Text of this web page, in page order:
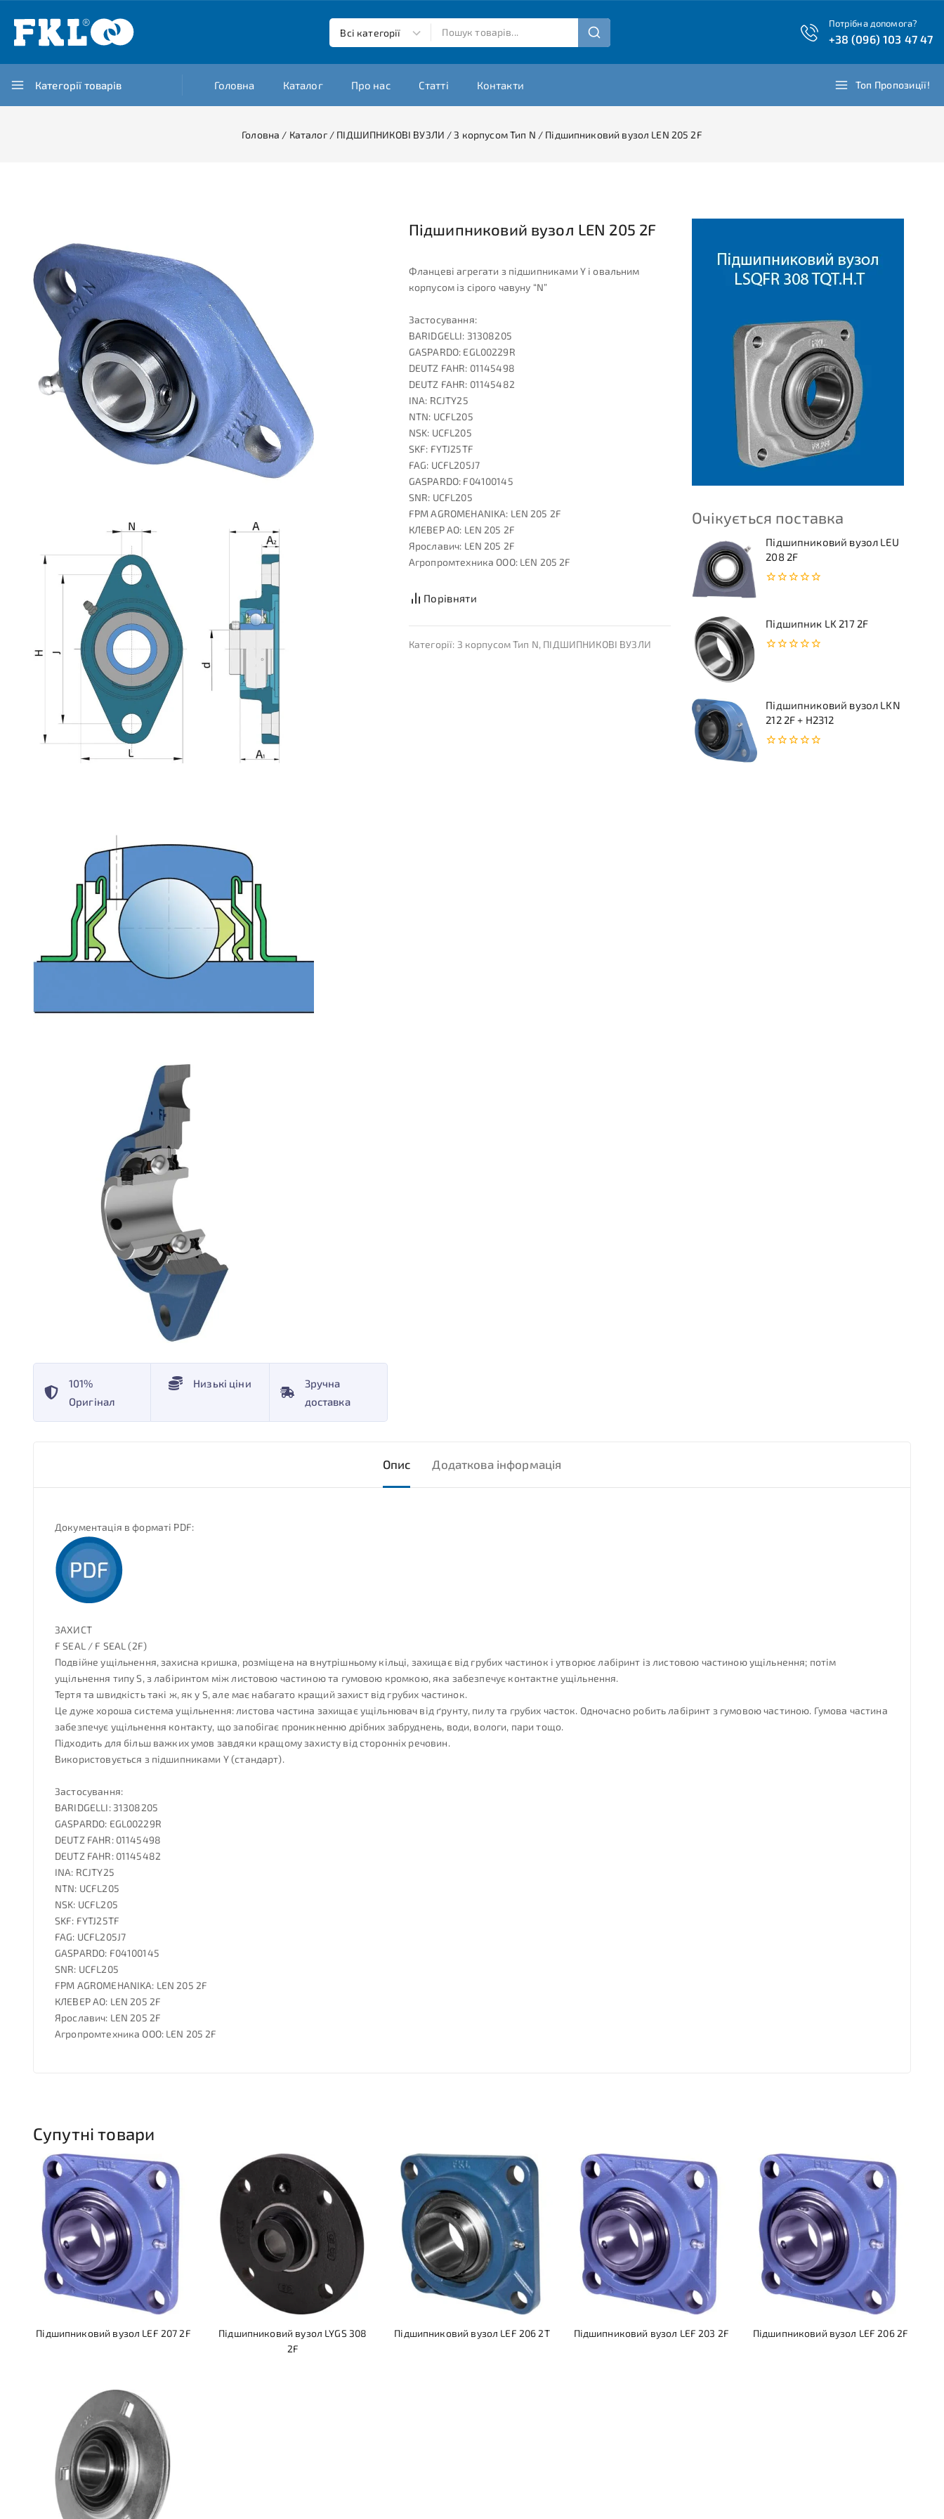
Потрібна допомога?
+38 (096) 103 47 47
Категорії товарів Головна Каталог Про нас Статті Контакти Топ Пропозиції!
Головна / Каталог / ПІДШИПНИКОВІ ВУЗЛИ / З корпусом Тип N / Підшипниковий вузол LEN 205 2F
Очікується поставка
Підшипниковий вузол LEU
208 2F
Підшипник LK 217 2F
Підшипниковий вузол LKN
212 2F + H2312
101%
Оригінал
Низькі ціни
Зручна
доставка
Підшипниковий вузол LEN 205 2F
Фланцеві агрегати з підшипниками Y і овальним
корпусом із сірого чавуну “N”
Застосування:
BARIDGELLI: 31308205
GASPARDO: EGL00229R
DEUTZ FAHR: 01145498
DEUTZ FAHR: 01145482
INA: RCJTY25
NTN: UCFL205
NSK: UCFL205
SKF: FYTJ25TF
FAG: UCFL205J7
GASPARDO: F04100145
SNR: UCFL205
FPM AGROMEHANIKA: LEN 205 2F
КЛЕВЕР АО: LEN 205 2F
Ярославич: LEN 205 2F
Агропромтехника ООО: LEN 205 2F
Порівняти
Категорії: З корпусом Тип N, ПІДШИПНИКОВІ ВУЗЛИ
Опис Додаткова інформація
Документація в форматі PDF:
ЗАХИСТ
F SEAL / F SEAL (2F)
Подвійне ущільнення, захисна кришка, розміщена на внутрішньому кільці, захищає від грубих частинок і утворює лабіринт із листовою частиною ущільнення; потім
ущільнення типу S, з лабіринтом між листовою частиною та гумовою кромкою, яка забезпечує контактне ущільнення.
Тертя та швидкість такі ж, як у S, але має набагато кращий захист від грубих частинок.
Це дуже хороша система ущільнення: листова частина захищає ущільнювач від ґрунту, пилу та грубих часток. Одночасно робить лабіринт з гумовою частиною. Гумова частина
забезпечує ущільнення контакту, що запобігає проникненню дрібних забруднень, води, вологи, пари тощо.
Підходить для більш важких умов завдяки кращому захисту від сторонніх речовин.
Використовується з підшипниками Y (стандарт).
Застосування:
BARIDGELLI: 31308205
GASPARDO: EGL00229R
DEUTZ FAHR: 01145498
DEUTZ FAHR: 01145482
INA: RCJTY25
NTN: UCFL205
NSK: UCFL205
SKF: FYTJ25TF
FAG: UCFL205J7
GASPARDO: F04100145
SNR: UCFL205
FPM AGROMEHANIKA: LEN 205 2F
КЛЕВЕР АО: LEN 205 2F
Ярославич: LEN 205 2F
Агропромтехника ООО: LEN 205 2F
Супутні товари
Підшипниковий вузол LEF 207 2F
Підшипниковий вузол LYGS 308
2F
Підшипниковий вузол LEF 206 2T Підшипниковий вузол LEF 203 2F Підшипниковий вузол LEF 206 2F